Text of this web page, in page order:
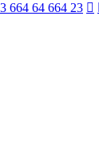
664 64 664 23